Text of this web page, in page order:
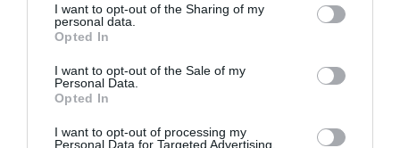
I want to opt-out of the Sharing of my
personal data.
Opted In
I want to opt-out of the Sale of my
Personal Data.
Opted In
I want to opt-out of processing my
Personal Data for Targeted Advertising.
Matteo Zanda, ds Monastir